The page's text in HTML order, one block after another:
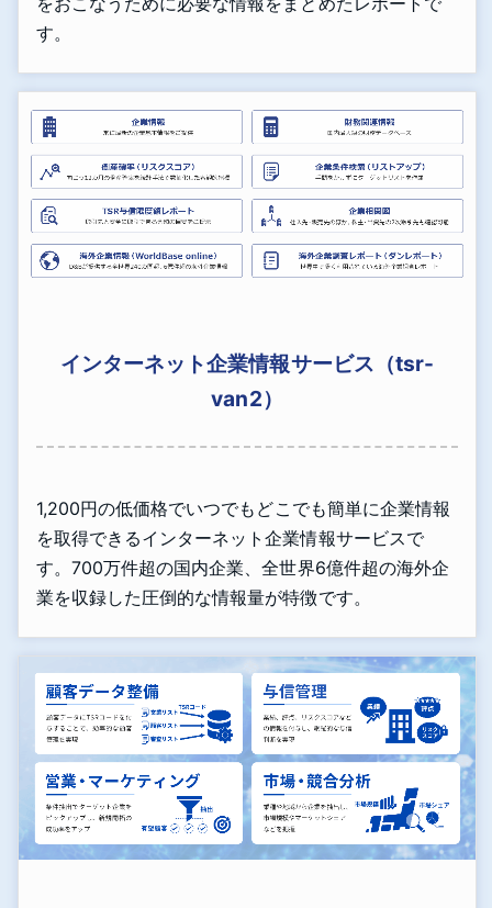
す。
インターネット企業情報サービス（tsr-
van2）
1,200円の低価格でいつでもどこでも簡単に企業情報
を取得できるインターネット企業情報サービスで
す。700万件超の国内企業、全世界6億件超の海外企
業を収録した圧倒的な情報量が特徴です。